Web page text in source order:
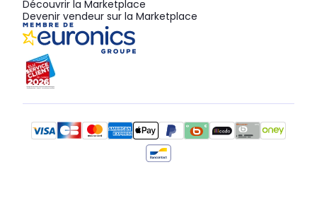
Découvrir la Marketplace
Devenir vendeur sur la Marketplace